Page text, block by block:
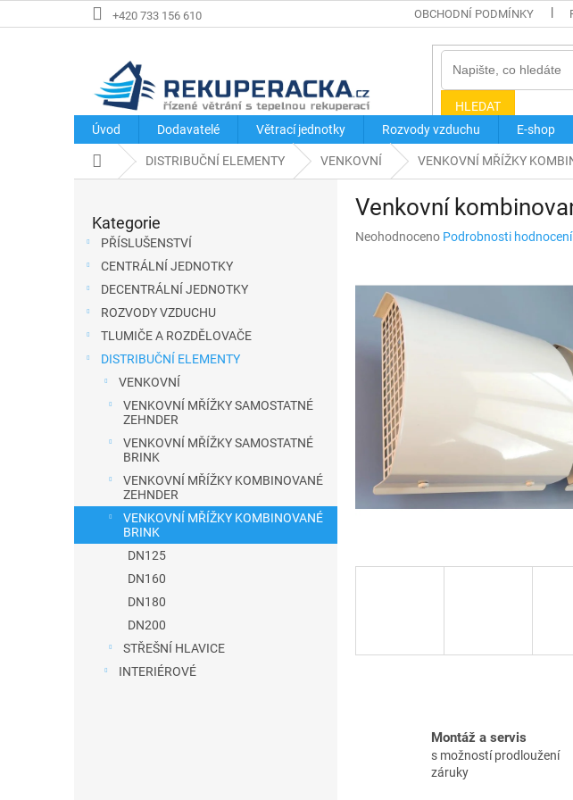
na
+420 733 156 610 OBCHODNÍ PODMÍNKY
HLEDAT
Úvod Dodavatelé Větrací jednotky Rozvody vzduchu E-shop
Domů DISTRIBUČNÍ ELEMENTY VENKOVNÍ VENKOVNÍ MŘÍŽKY
Přeskočit
kategorie
Kategorie
PŘÍSLUŠENSTVÍ
CENTRÁLNÍ JEDNOTKY
DECENTRÁLNÍ JEDNOTKY
ROZVODY VZDUCHU
TLUMIČE A ROZDĚLOVAČE
DISTRIBUČNÍ ELEMENTY
VENKOVNÍ
VENKOVNÍ MŘÍŽKY SAMOSTATNÉ
ZEHNDER
VENKOVNÍ MŘÍŽKY SAMOSTATNÉ
BRINK
VENKOVNÍ MŘÍŽKY KOMBINOVANÉ
ZEHNDER
VENKOVNÍ MŘÍŽKY KOMBINOVANÉ
BRINK
DN125
DN160
DN180
DN200
STŘEŠNÍ HLAVICE
INTERIÉROVÉ
Venkovní
Průměrné
je
hvězdiček.
Neohodnoceno Podrobnosti hodnocení
Montáž a servis
s možností prodloužení
záruky